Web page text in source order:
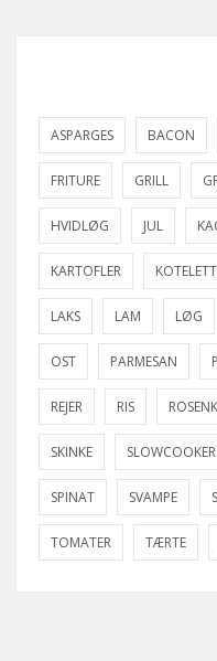
ASPARGES BACON
FRITURE GRILL
HVIDLØG JUL
KARTOFLER
LAKS LAM LØG
OST PARMESAN
REJER RIS
SKINKE SLOWCOOKER
SPINAT SVAMPE
TOMATER TÆRTE